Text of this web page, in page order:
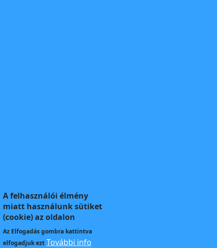
A felhasználói élmény
miatt használunk sütiket
(cookie) az oldalon
Az Elfogadásgombra kattintva
elfogadjuk ezt További info